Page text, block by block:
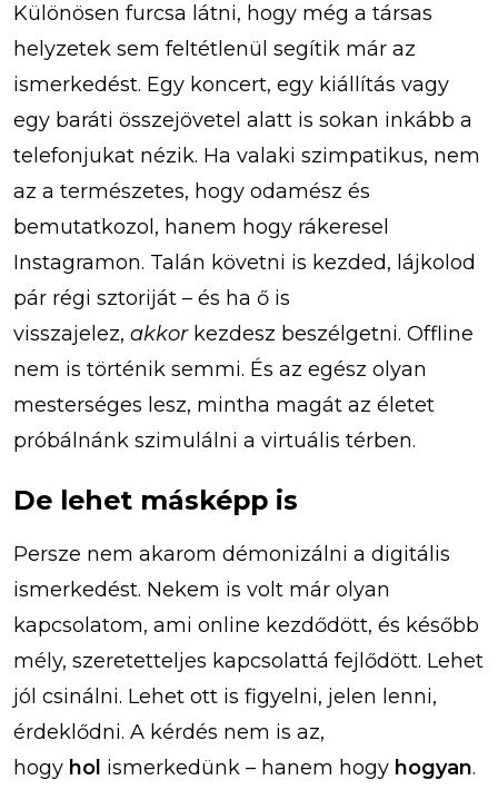
Különösen furcsa látni, hogy még a társas
helyzetek sem feltétlenül segítik már az
ismerkedést. Egy koncert, egy kiállítás vagy
egy baráti összejövetel alatt is sokan inkább a
telefonjukat nézik. Ha valaki szimpatikus, nem
az a természetes, hogy odamész és
bemutatkozol, hanem hogy rákeresel
Instagramon. Talán követni is kezded, lájkolod
pár régi sztoriját – és ha ő is
visszajelez, akkorkezdesz beszélgetni. Offline
nem is történik semmi. És az egész olyan
mesterséges lesz, mintha magát az életet
próbálnánk szimulálni a virtuális térben.
De lehet másképp is
Persze nem akarom démonizálni a digitális
ismerkedést. Nekem is volt már olyan
kapcsolatom, ami online kezdődött, és később
mély, szeretetteljes kapcsolattá fejlődött. Lehet
jól csinálni. Lehet ott is figyelni, jelen lenni,
érdeklődni. A kérdés nem is az,
hogy hol ismerkedünk – hanem hogy hogyan.